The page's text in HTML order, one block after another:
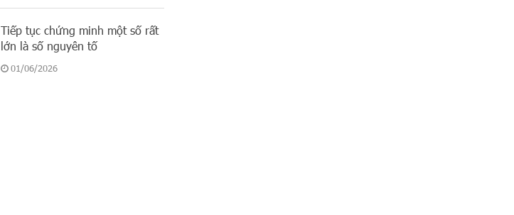
Tiếp tục chứng minh một số rất
lớn là số nguyên tố
01/06/2026